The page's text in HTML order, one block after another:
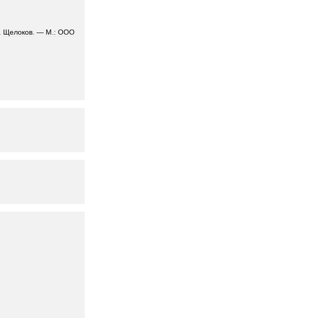
Щелоков . — М : ООО